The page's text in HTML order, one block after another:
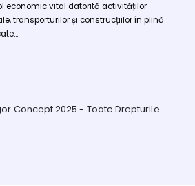
economic vital datorită activităților
transporturilor și construcțiilor în plină
Concept 2025 - Toate Drepturile